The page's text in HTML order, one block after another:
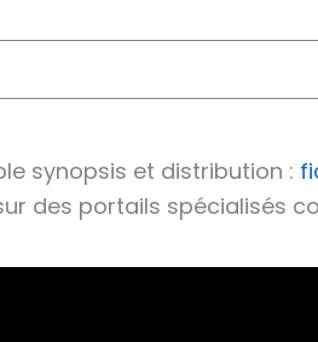
synopsis et distribution :
des portails spécialisés